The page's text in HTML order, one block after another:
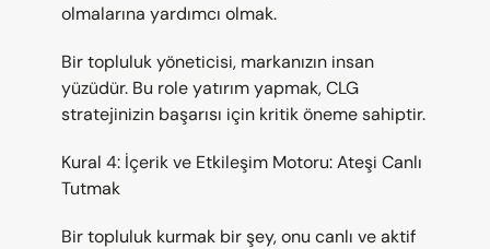
olmalarına yardımcı olmak.
Bir topluluk yöneticisi, markanızın insan
yüzüdür. Bu role yatırım yapmak, CLG
stratejinizin başarısı için kritik öneme sahiptir.
Kural 4: İçerik ve Etkileşim Motoru: Ateşi Canlı
Tutmak
Bir topluluk kurmak bir şey, onu canlı ve aktif